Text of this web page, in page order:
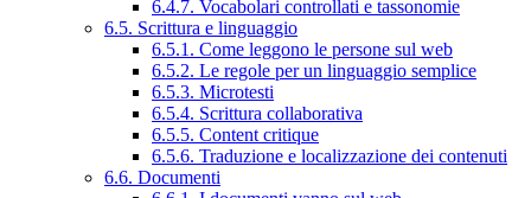
6.4.7. Vocabolari controllati e tassonomie
6.5. Scrittura e linguaggio
6.5.1. Come leggono le persone sul web
6.5.2. Le regole per un linguaggio semplice
6.5.3. Microtesti
6.5.4. Scrittura collaborativa
6.5.5. Content critique
6.5.6. Traduzione e localizzazione dei contenuti
6.6. Documenti